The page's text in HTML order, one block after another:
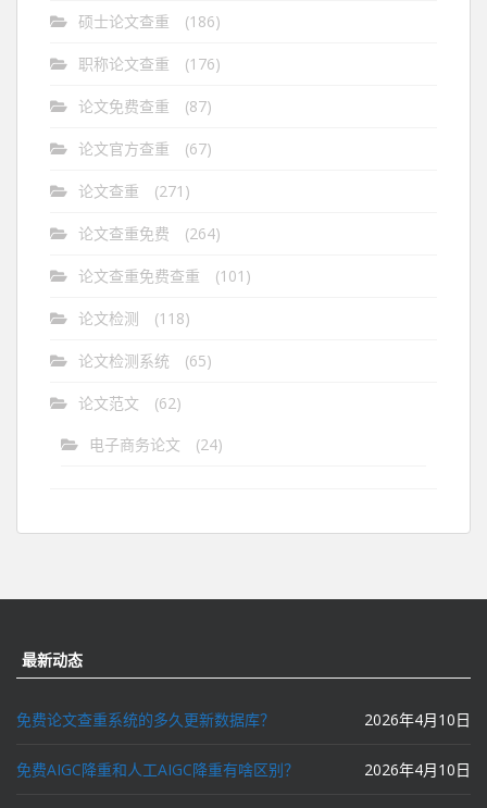
硕士论文查重 (186)
职称论文查重 (176)
论文免费查重 (87)
论文官方查重 (67)
论文查重 (271)
论文查重免费 (264)
论文查重免费查重 (101)
论文检测 (118)
论文检测系统 (65)
论文范文
(62)
电子商务论文
(24)
最新动态
免费论文查重系统的多久更新数据库？ 2026年4月10日
免费AIGC降重和人工AIGC降重有啥区别？ 2026年4月10日